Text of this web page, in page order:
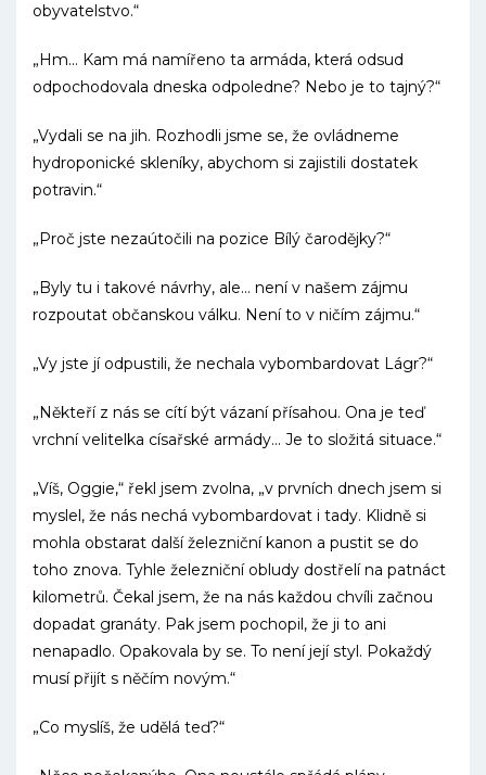
obyvatelstvo.“
„Hm… Kam má namířeno ta armáda, která odsud
odpochodovala dneska odpoledne? Nebo je to tajný?“
„Vydali se na jih. Rozhodli jsme se, že ovládneme
hydroponické skleníky, abychom si zajistili dostatek
potravin.“
„Proč jste nezaútočili na pozice Bílý čarodějky?“
„Byly tu i takové návrhy, ale… není v našem zájmu
rozpoutat občanskou válku. Není to v ničím zájmu.“
„Vy jste jí odpustili, že nechala vybombardovat Lágr?“
„Někteří z nás se cítí být vázaní přísahou. Ona je teď
vrchní velitelka císařské armády… Je to složitá situace.“
„Víš, Oggie,“ řekl jsem zvolna, „v prvních dnech jsem si
myslel, že nás nechá vybombardovat i tady. Klidně si
mohla obstarat další železniční kanon a pustit se do
toho znova. Tyhle železniční obludy dostřelí na patnáct
kilometrů. Čekal jsem, že na nás každou chvíli začnou
dopadat granáty. Pak jsem pochopil, že ji to ani
nenapadlo. Opakovala by se. To není její styl. Pokaždý
musí přijít s něčím novým.“
„Co myslíš, že udělá teď?“